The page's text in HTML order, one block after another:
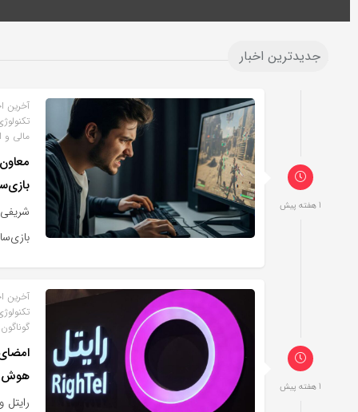
جدیدترین اخبار
1 هفته پیش
آخرین
مالی و
1 هفته پیش
آخرین
گوناگون
هوش